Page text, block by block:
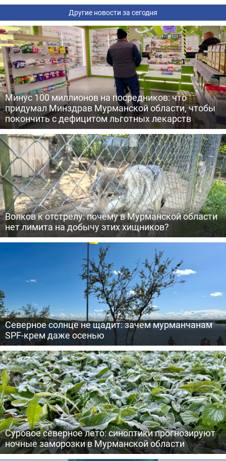
Другие новости за сегодня
Минус 100 миллионов на посредников: что
придумал Минздрав Мурманской области, чтобы
покончить с дефицитом льготных лекарств
Волков к отстрелу: почему в Мурманской области
нет лимита на добычу этих хищников?
Северное солнце не щадит: зачем мурманчанам
SPF-крем даже осенью
Суровое северное лето: синоптики прогнозируют
ночные заморозки в Мурманской области